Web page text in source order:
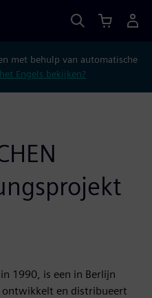
met behulp van automatische
Engels bekijken?
1990, is een in Berlijn
en distribueert